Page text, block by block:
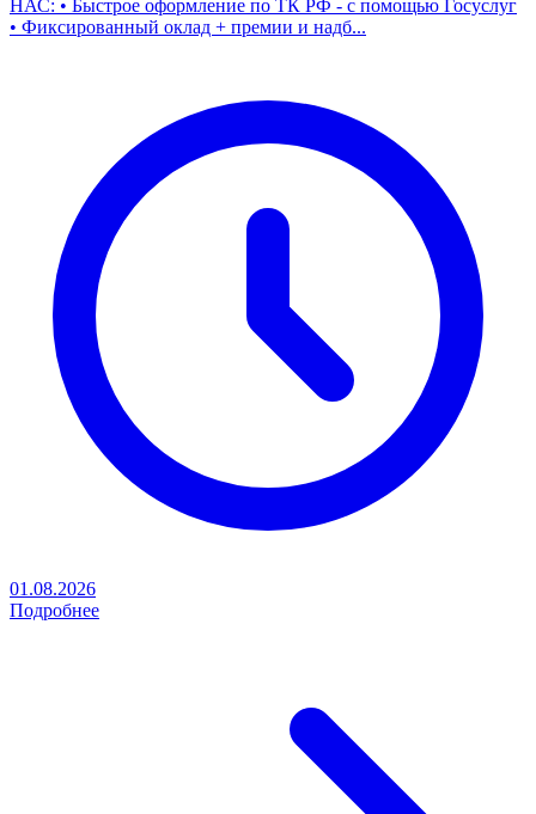
НАС: • Быстрое оформление по ТК РФ - с помощью Госуслуг
• Фиксированный оклад + премии и надб...
01.08.2026
Подробнее